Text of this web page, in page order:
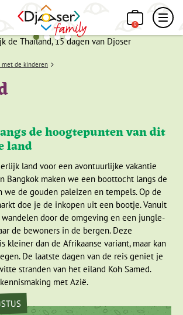
0
met de kinderen
de hoogtepunten van dit
land
land voor een avontuurlijke vakantie
Bangkok maken we een boottocht langs de
we de gouden paleizen en tempels. Op de
doe je de inkopen uit een bootje. Vanuit
door de omgeving en een jungle-
de bewoners in de bergen. Deze
kleiner dan de Afrikaanse variant, maar kan
De laatste dagen van de reis geniet je
stranden van het eiland Koh Samed.
met Azië.